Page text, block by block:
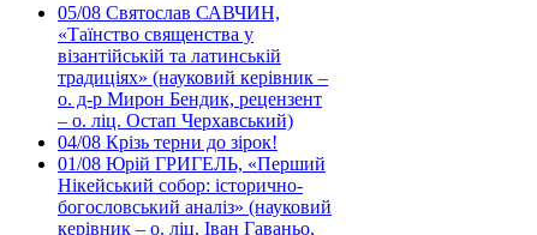
05/08 Святослав САВЧИН,
«Таїнство священства у
візантійській та латинській
традиціях» (науковий керівник –
о. д-р Мирон Бендик, рецензент
– о. ліц. Остап Черхавський)
04/08 Крізь терни до зірок!
01/08 Юрій ГРИГЕЛЬ, «Перший
Нікейський собор: історично-
богословський аналіз» (науковий
керівник – о. ліц. Іван Гаваньо,